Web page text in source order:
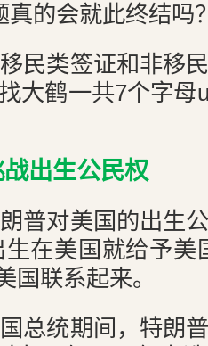
真的会就此终结吗
民类签证和非移
大鹤一共7个字
出生公民权
普对美国的出生
生在美国就给予美
国联系起来。
总统期间，特朗